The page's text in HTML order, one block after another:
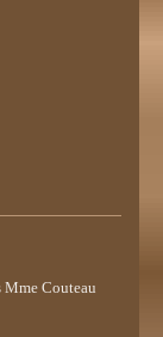
Mme Couteau